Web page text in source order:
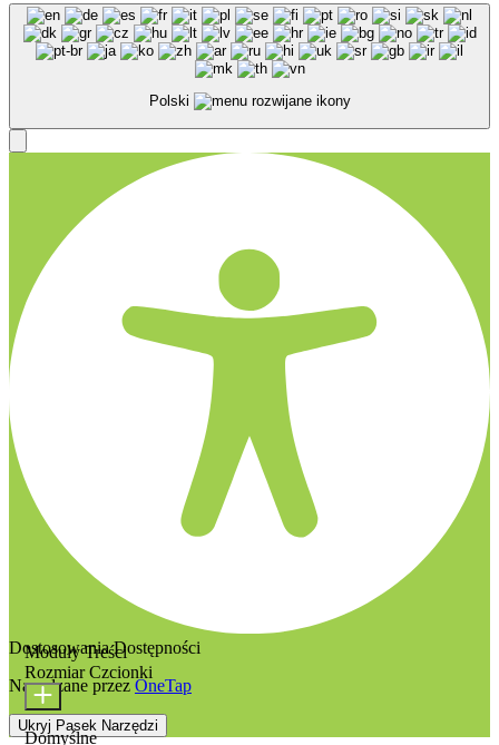
Polski
Dostosowania Dostępności
Napędzane przez OneTap
Ukryj Pasek Narzędzi
Moduły Treści
Rozmiar Czcionki
Domyślne